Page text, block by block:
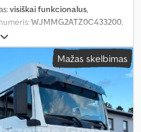
visiškai funkcionalus,
WJMMG2ATZ0C433200,
(460,00 AG)
4x2, Gamybos metai:
, Įranga:ABS, EBS (Elektroninė
borto kompiuteris,
elektroninė stabilumo
kruizo kontrolė, oro
sėdynės šildytuvas,
Mažas skelbimas